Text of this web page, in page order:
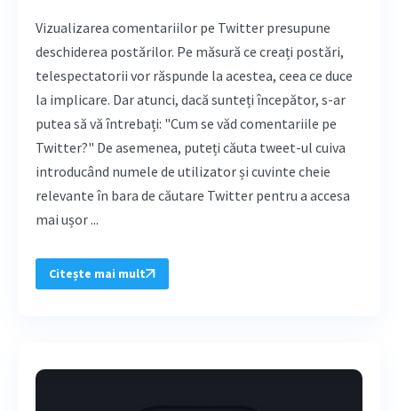
Vizualizarea comentariilor pe Twitter presupune
deschiderea postărilor. Pe măsură ce creați postări,
telespectatorii vor răspunde la acestea, ceea ce duce
la implicare. Dar atunci, dacă sunteți începător, s-ar
putea să vă întrebați: "Cum se văd comentariile pe
Twitter?" De asemenea, puteți căuta tweet-ul cuiva
introducând numele de utilizator și cuvinte cheie
relevante în bara de căutare Twitter pentru a accesa
mai ușor ...
Citește mai mult